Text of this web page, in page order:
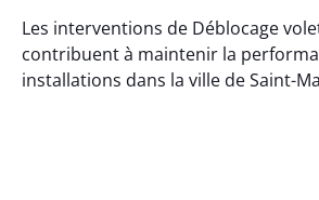
Les interventions de Déblocage
contribuent à maintenir la
installations dans la ville de Saint-